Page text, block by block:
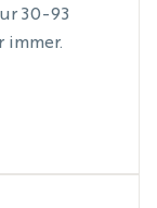
30-93
immer.